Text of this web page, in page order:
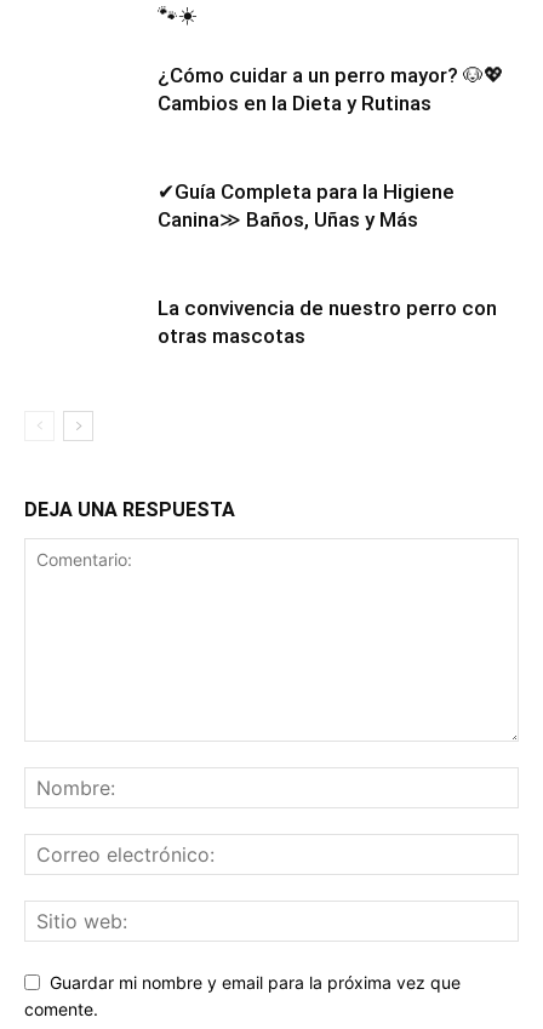
🐾☀️
¿Cómo cuidar a un perro mayor? 🐶💖
Cambios en la Dieta y Rutinas
✔Guía Completa para la Higiene
Canina≫ Baños, Uñas y Más
La convivencia de nuestro perro con
otras mascotas
DEJA UNA RESPUESTA
Guardar mi nombre y email para la próxima vez que
comente.